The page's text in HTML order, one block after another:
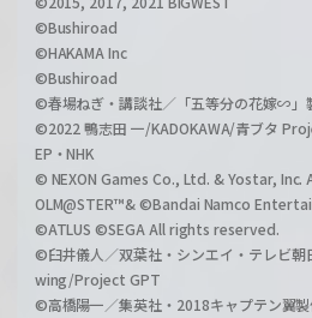
©Bushiroad
©HAKAMA Inc
©Bushiroad
©春場ねぎ・講談社／「五等分の花嫁∽」
©2022 鴨志田 一/KADOKAWA/青ブタ
EP・NHK
© NEXON Games Co., Ltd. & Yostar, Inc.
OLM@STER™& ©Bandai Namco
©ATLUS ©SEGA All rights reserved.
©臼井儀人／双葉社・シンエイ・テレビ
wing/Project GPT
©高橋陽一／集英社・2018キャプテン翼